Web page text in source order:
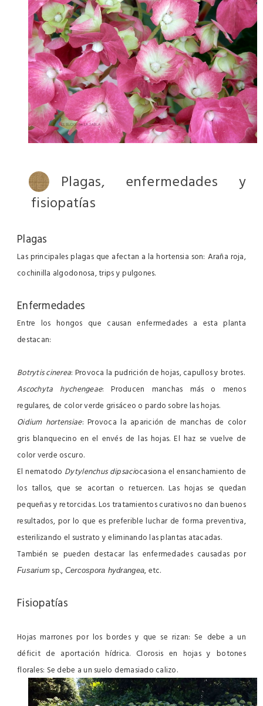
Plagas, enfermedades y
fisiopatías
Plagas
Las principales plagas que afectan a la hortensia son: Araña roja,
cochinilla algodonosa, trips y pulgones.
Enfermedades
Entre los hongos que causan enfermedades a esta planta
destacan:
Botrytis cinerea: Provoca la pudrición de hojas, capullos y brotes.
Ascochyta hychengeae: Producen manchas más o menos
regulares, de color verde grisáceo o pardo sobre las hojas.
Oidium hortensiae: Provoca la aparición de manchas de color
gris blanquecino en el envés de las hojas. El haz se vuelve de
color verde oscuro.
El nematodo Dytylenchus dipsaciocasiona el ensanchamiento de
los tallos, que se acortan o retuercen. Las hojas se quedan
pequeñas y retorcidas. Los tratamientos curativos no dan buenos
resultados, por lo que es preferible luchar de forma preventiva,
esterilizando el sustrato y eliminando las plantas atacadas.
También se pueden destacar las enfermedades causadas por
Fusarium sp., Cercospora hydrangea, etc.
Fisiopatías
Hojas marrones por los bordes y que se rizan: Se debe a un
déficit de aportación hídrica.Clorosis en hojas y botones
florales: Se debe a un suelo demasiado calizo.